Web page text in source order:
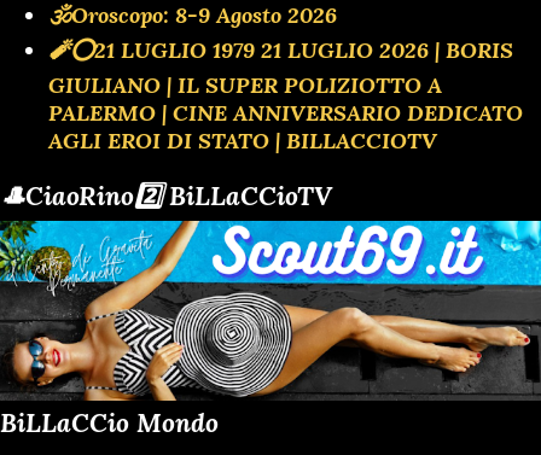
🕉Oroscopo: 8-9 Agosto 2026
🧨⭕️21 LUGLIO 1979 21 LUGLIO 2026 | BORIS
GIULIANO | IL SUPER POLIZIOTTO A
PALERMO | CINE ANNIVERSARIO DEDICATO
AGLI EROI DI STATO | BILLACCIOTV
🎩CiaoRino2️⃣ BiLLaCCioTV
BiLLaCCio Mondo